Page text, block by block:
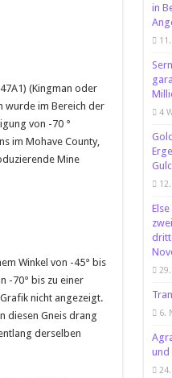
(Kingman oder
wurde im Bereich der
von -70 °
im Mohave County,
Mine
Winkel von -45° bis
-70° bis zu einer
nicht angezeigt.
diesen Gneis drang
derselben
in
4
6.
und